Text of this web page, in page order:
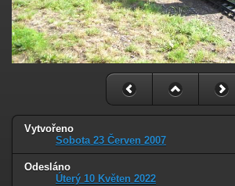
Vytvořeno
Sobota 23 Červen 2007
Odesláno
Úterý 10 Květen 2022